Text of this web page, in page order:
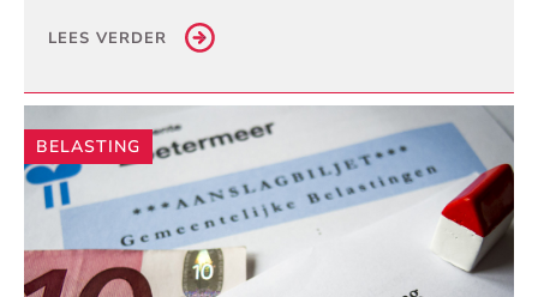
LEES VERDER
BELASTING